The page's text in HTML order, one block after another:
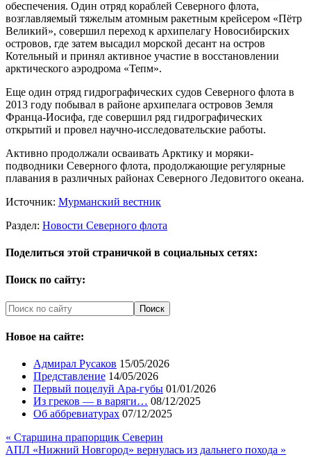
обеспечения. Один отряд кораблей Северного флота,
возглавляемый тяжелым атомным ракетным крейсером «Пётр
Великий», совершил переход к архипелагу Новосибирских
островов, где затем высадил морской десант на остров
Котельный и принял активное участие в восстановлении
арктического аэродрома «Тепм».
Еще один отряд гидрографических судов Северного флота в
2013 году побывал в районе архипелага островов Земля
Франца-Иосифа, где совершил ряд гидрографических
открытий и провел научно-исследовательские работы.
Активно продолжали осваивать Арктику и моряки-
подводники Северного флота, продолжающие регулярные
плавания в различных районах Северного Ледовитого океана.
Источник: Мурманский вестник
Раздел: Новости Северного флота
Поделиться этой страничкой в социальных сетях:
Поиск по сайту:
Новое на сайте:
Адмирал Русаков 15/05/2026
Представление 14/05/2026
Первый поцелуй Ара-губы 01/01/2026
Из греков — в варяги… 08/12/2025
Об аббревиатурах 07/12/2025
« Старшина прапорщик Северин
АПЛ «Нижний Новгород» вернулась из дальнего похода »